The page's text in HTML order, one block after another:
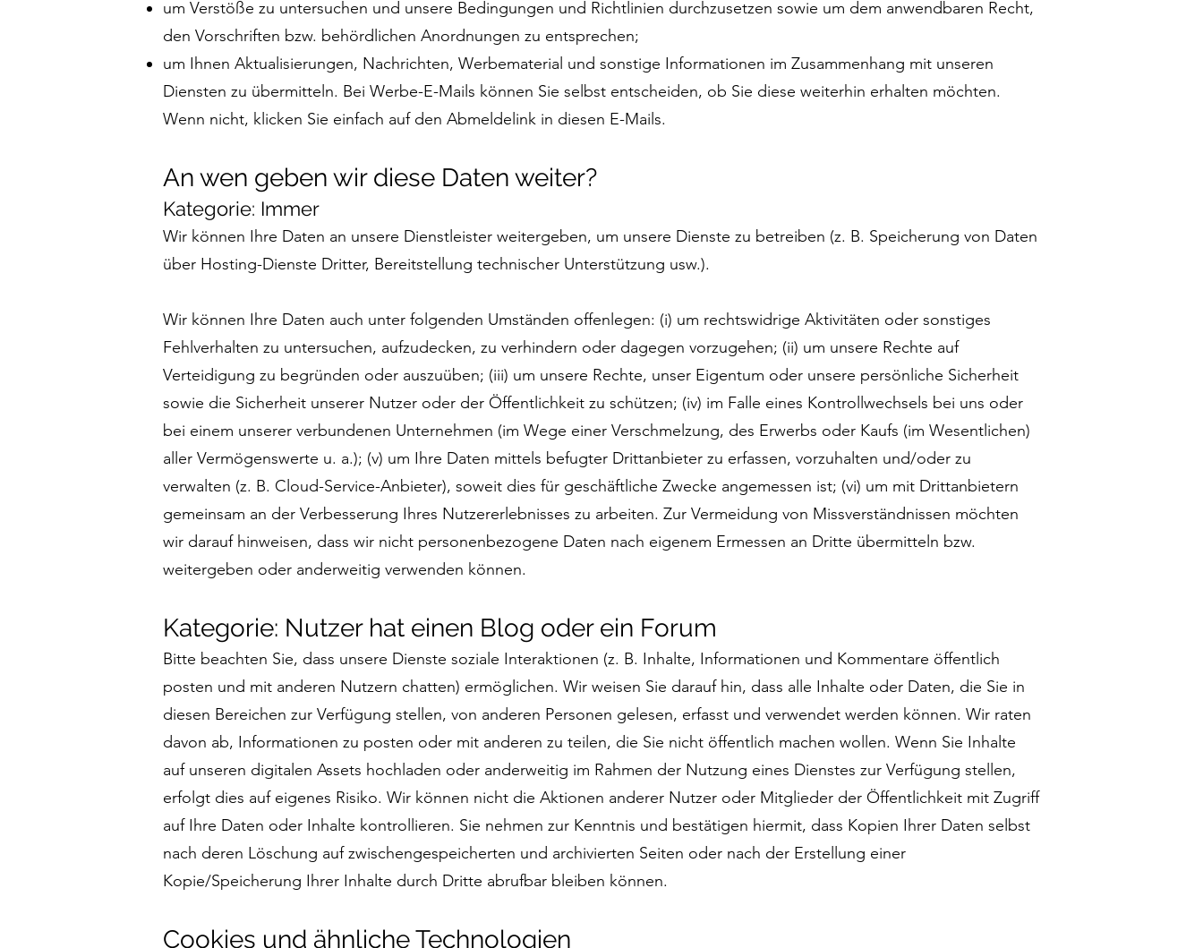
um Verstöße zu untersuchen und unsere Bedingungen und Richtlinien durchzusetzen sowie um dem anwendbaren Recht,
den Vorschriften bzw. behördlichen Anordnungen zu entsprechen;
um Ihnen Aktualisierungen, Nachrichten, Werbematerial und sonstige Informationen im Zusammenhang mit unseren
Diensten zu übermitteln. Bei Werbe-E-Mails können Sie selbst entscheiden, ob Sie diese weiterhin erhalten möchten.
Wenn nicht, klicken Sie einfach auf den Abmeldelink in diesen E-Mails.
An wen geben wir diese Daten weiter?
Kategorie: Immer
Wir können Ihre Daten an unsere Dienstleister weitergeben, um unsere Dienste zu betreiben (z. B. Speicherung von Daten
über Hosting-Dienste Dritter, Bereitstellung technischer Unterstützung usw.).
Wir können Ihre Daten auch unter folgenden Umständen offenlegen: (i) um rechtswidrige Aktivitäten oder sonstiges
Fehlverhalten zu untersuchen, aufzudecken, zu verhindern oder dagegen vorzugehen; (ii) um unsere Rechte auf
Verteidigung zu begründen oder auszuüben; (iii) um unsere Rechte, unser Eigentum oder unsere persönliche Sicherheit
sowie die Sicherheit unserer Nutzer oder der Öffentlichkeit zu schützen; (iv) im Falle eines Kontrollwechsels bei uns oder
bei einem unserer verbundenen Unternehmen (im Wege einer Verschmelzung, des Erwerbs oder Kaufs (im Wesentlichen)
aller Vermögenswerte u. a.); (v) um Ihre Daten mittels befugter Drittanbieter zu erfassen, vorzuhalten und/oder zu
verwalten (z. B. Cloud-Service-Anbieter), soweit dies für geschäftliche Zwecke angemessen ist; (vi) um mit Drittanbietern
gemeinsam an der Verbesserung Ihres Nutzererlebnisses zu arbeiten. Zur Vermeidung von Missverständnissen möchten
wir darauf hinweisen, dass wir nicht personenbezogene Daten nach eigenem Ermessen an Dritte übermitteln bzw.
weitergeben oder anderweitig verwenden können.
Kategorie: Nutzer hat einen Blog oder ein Forum
Bitte beachten Sie, dass unsere Dienste soziale Interaktionen (z. B. Inhalte, Informationen und Kommentare öffentlich
posten und mit anderen Nutzern chatten) ermöglichen. Wir weisen Sie darauf hin, dass alle Inhalte oder Daten, die Sie in
diesen Bereichen zur Verfügung stellen, von anderen Personen gelesen, erfasst und verwendet werden können. Wir raten
davon ab, Informationen zu posten oder mit anderen zu teilen, die Sie nicht öffentlich machen wollen. Wenn Sie Inhalte
auf unseren digitalen Assets hochladen oder anderweitig im Rahmen der Nutzung eines Dienstes zur Verfügung stellen,
erfolgt dies auf eigenes Risiko. Wir können nicht die Aktionen anderer Nutzer oder Mitglieder der Öffentlichkeit mit Zugriff
auf Ihre Daten oder Inhalte kontrollieren. Sie nehmen zur Kenntnis und bestätigen hiermit, dass Kopien Ihrer Daten selbst
nach deren Löschung auf zwischengespeicherten und archivierten Seiten oder nach der Erstellung einer
Kopie/Speicherung Ihrer Inhalte durch Dritte abrufbar bleiben können.
Cookies und ähnliche Technologien